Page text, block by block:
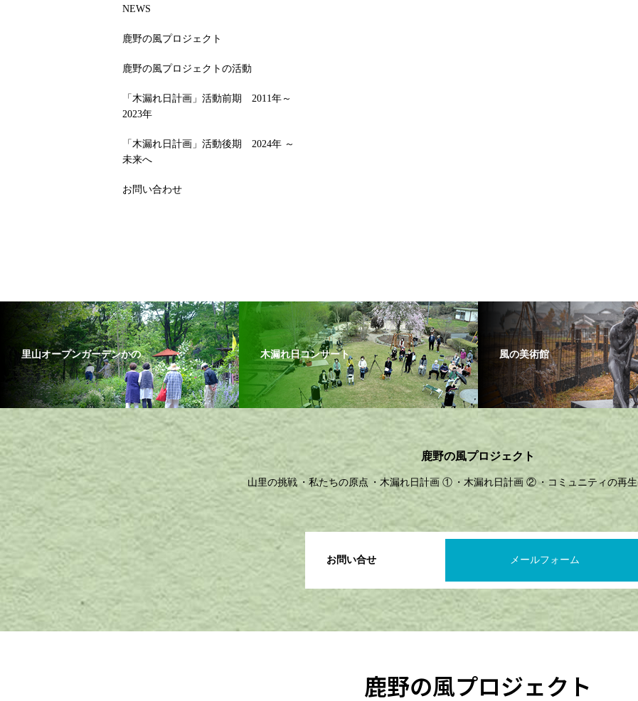
NEWS
鹿野の風プロジェクト
鹿野の風プロジェクトの活動
「木漏れ日計画」活動前期 2011年～
2023年
「木漏れ日計画」活動後期 2024年 ～
未来へ
お問い合わせ
里山オープンガーデンかの 木漏れ日コンサート 風の美術館
鹿野の風プロジェクト
山里の挑戦 私たちの原点 木漏れ日計画 ① 木漏れ日計画 ② コミュニティの再生
お問い合せ メールフォーム
鹿野の風プロジェクト